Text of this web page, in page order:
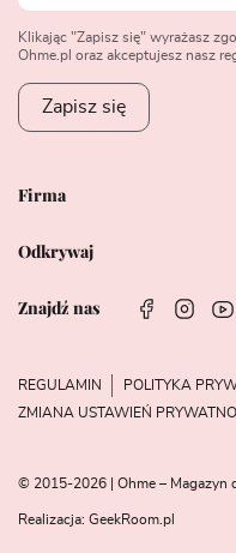
Firma
Odkrywaj
Znajdź nas
Klikając "Zapisz się" wyrażasz
Ohme.pl oraz akceptujesz nasz
Zapisz się
REGULAMIN
POLITYKA
ZMIANA USTAWIEŃ
© 2015-2026 | Ohme – Magazyn
Realizacja: GeekRoom.pl